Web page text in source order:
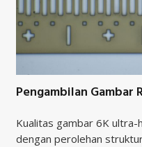
Pengambilan Gambar
Kualitas gambar 6K ultra-
dengan perolehan